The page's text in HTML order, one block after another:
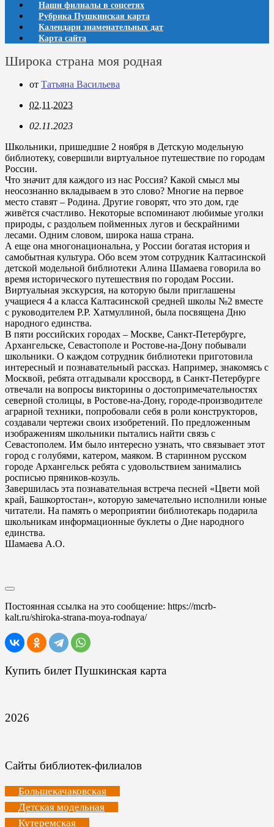
Наши филиалы в соцсетях
Рубрика Пушкинская карта
Календари знаменательных дат
Карта сайта
Широка страна моя родная
от Татьяна Васильева
02.11.2023
02.11.2023
Школьники, пришедшие 2 ноября в Детскую модельную
библиотеку, совершили виртуальное путешествие по городам
России.
Что значит для каждого из нас Россия? Какой смысл мы
неосознанно вкладываем в это слово? Многие на первое
место ставят – Родина. Другие говорят, что это дом, где
живётся счастливо. Некоторые вспоминают любимые уголки
природы, с раздольем пойменных лугов и бескрайними
лесами. Одним словом, широка наша страна.
А еще она многонациональна, у России богатая история и
самобытная культура. Обо всем этом сотрудник Калтасинской
детской модельной библиотеки Алина Шамаева говорила во
время исторического путешествия по городам России.
Виртуальная экскурсия, на которую были приглашены
учащиеся 4 а класса Калтасинской средней школы №2 вместе
с руководителем Р.Р. Хатмуллиной, была посвящена Дню
народного единства.
В пяти российских городах – Москве, Санкт-Петербурге,
Архангельске, Севастополе и Ростове-на-Дону побывали
школьники. О каждом сотрудник библиотеки приготовила
интересный и познавательный рассказ. Например, знакомясь с
Москвой, ребята отгадывали кроссворд, в Санкт-Петербурге
отвечали на вопросы викторины о достопримечательностях
северной столицы, в Ростове-на-Дону, городе-производителе
аграрной техники, попробовали себя в роли конструкторов,
создавали чертежи своих изобретений. По предложенным
изображениям школьники пытались найти связь с
Севастополем. Им было интересно узнать, что связывает этот
город с голубями, катером, маяком. В старинном русском
городе Архангельск ребята с удовольствием занимались
росписью пряников-козуль.
Завершилась эта познавательная встреча песней «Цвети мой
край, Башкортостан», которую замечательно исполнили юные
читатели. На память о мероприятии библиотекарь подарила
школьникам информационные буклеты о Дне народного
единства.
Шамаева А.О.
Постоянная ссылка на это сообщение: https://mcrb-
kalt.ru/shiroka-strana-moya-rodnaya/
Купить билет Пушкинская карта
2026
Сайты библиотек-филиалов
Большекачаковская
Детская модельная
Кутеремская